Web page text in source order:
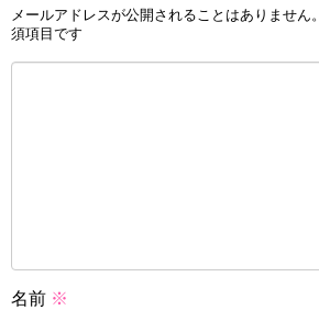
メールアドレスが公開されることはありません。
須項目です
名前 ※